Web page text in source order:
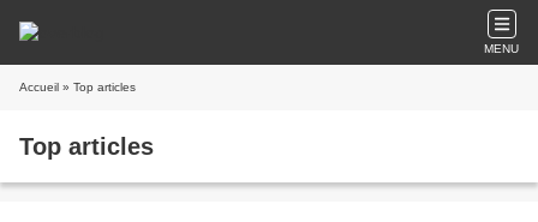
MENU
Accueil » Top articles
Top articles